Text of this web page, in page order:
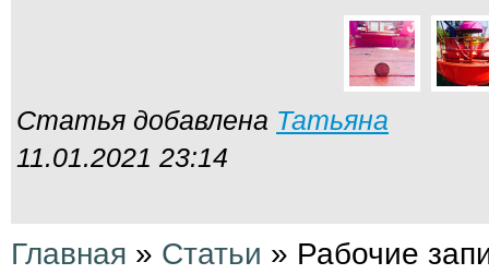
Статья добавлена Татьяна
11.01.2021 23:14
Главная » Статьи » Рабочие